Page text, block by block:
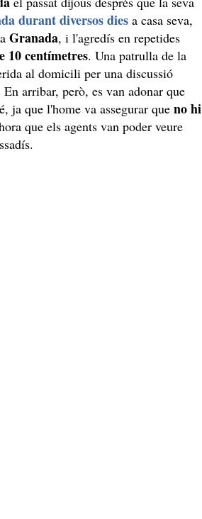
durant diversos dies a casa seva,
aGranada, i l'agredís en repetides
10 centímetres. Una patrulla de la
al domicili per una discussió
arribar, però, es van adonar que
ja que l'home va assegurar queno hi
que els agents van poder veure